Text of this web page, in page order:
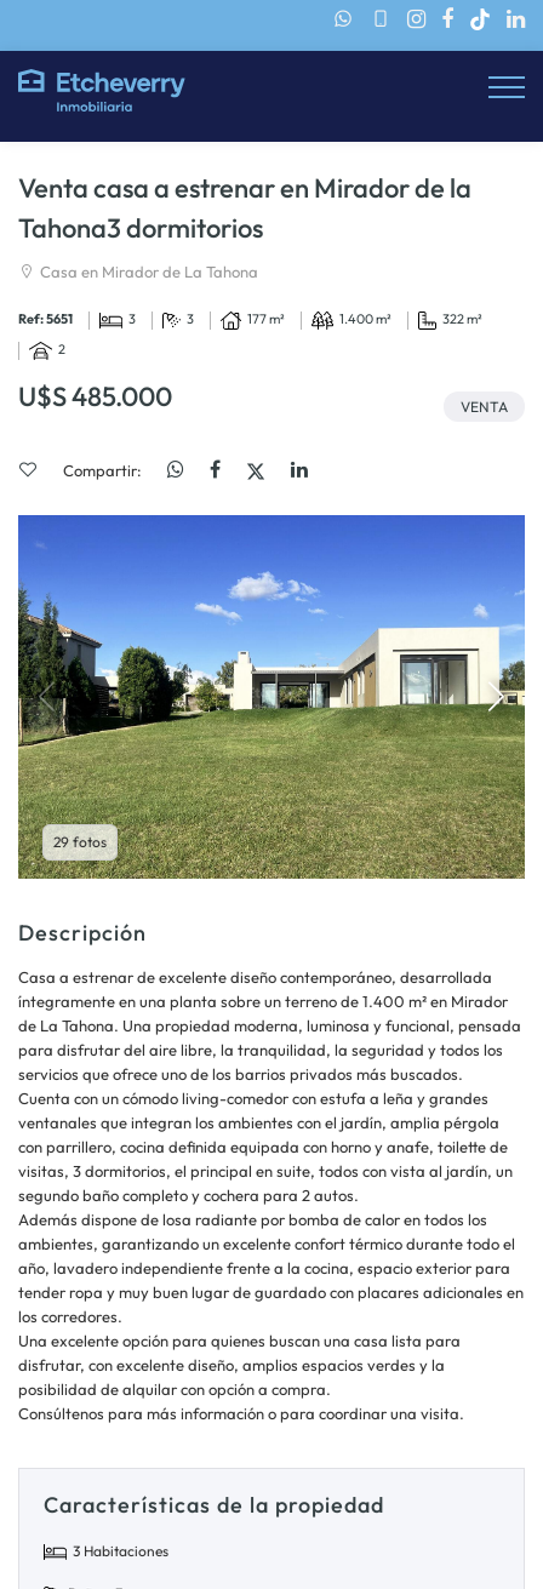
Venta casa a estrenar en Mirador de la
Tahona3 dormitorios
Casa en Mirador de La Tahona
Ref: 5651 3 3 177 m² 1.400 m²
322 m²
2
U$S 485.000 VENTA
Compartir:
29 fotos
Descripción
Casa a estrenar de excelente diseño contemporáneo, desarrollada
íntegramente en una planta sobre un terreno de 1.400 m² en Mirador
de La Tahona. Una propiedad moderna, luminosa y funcional, pensada
para disfrutar del aire libre, la tranquilidad, la seguridad y todos los
servicios que ofrece uno de los barrios privados más buscados.
Cuenta con un cómodo living-comedor con estufa a leña y grandes
ventanales que integran los ambientes con el jardín, amplia pérgola
con parrillero, cocina definida equipada con horno y anafe, toilette de
visitas, 3 dormitorios, el principal en suite, todos con vista al jardín, un
segundo baño completo y cochera para 2 autos.
Además dispone de losa radiante por bomba de calor en todos los
ambientes, garantizando un excelente confort térmico durante todo el
año, lavadero independiente frente a la cocina, espacio exterior para
tender ropa y muy buen lugar de guardado con placares adicionales en
los corredores.
Una excelente opción para quienes buscan una casa lista para
disfrutar, con excelente diseño, amplios espacios verdes y la
posibilidad de alquilar con opción a compra.
Consúltenos para más información o para coordinar una visita.
Características de la propiedad
3 Habitaciones